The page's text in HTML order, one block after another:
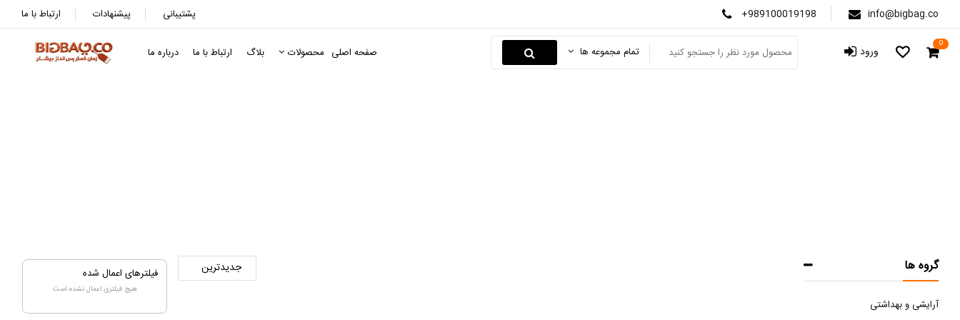
ارتباط با ما پیشنهادات پشتیبانی +989100019198 info@bigbag.co
صفحه اصلی محصولات بلاگ ارتباط با ما درباره ما تمام مجموعه ها ورود 0
فیلترهای اعمال شده
هیچ فیلتری اعمال نشده است
گروه ها
آرایشی و بهداشتی